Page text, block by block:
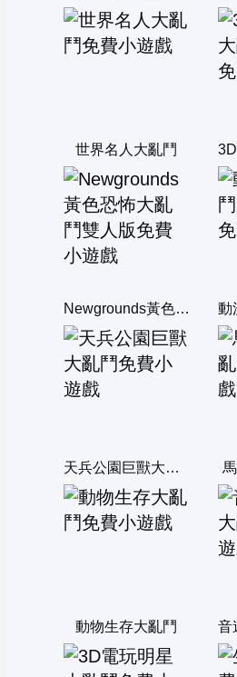
世界名人大亂鬥
Newgrounds黃色恐怖大亂鬥雙人版
天兵公園巨獸大亂鬥
動物生存大亂鬥